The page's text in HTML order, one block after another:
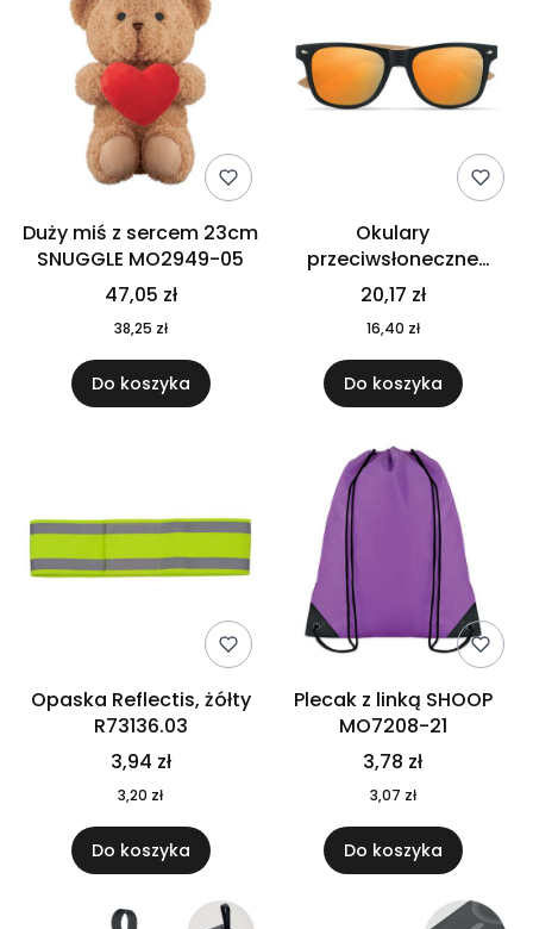
Duży miś z sercem 23cm
SNUGGLE MO2949-05
47,05 zł
38,25 zł
Do koszyka
Okulary
przeciwsłoneczne
CALIFORNIA TOUCH
MO9617-10
20,17 zł
16,40 zł
Do koszyka
Opaska Reflectis, żółty
R73136.03
3,94 zł
3,20 zł
Do koszyka
Plecak z linką SHOOP
MO7208-21
3,78 zł
3,07 zł
Do koszyka